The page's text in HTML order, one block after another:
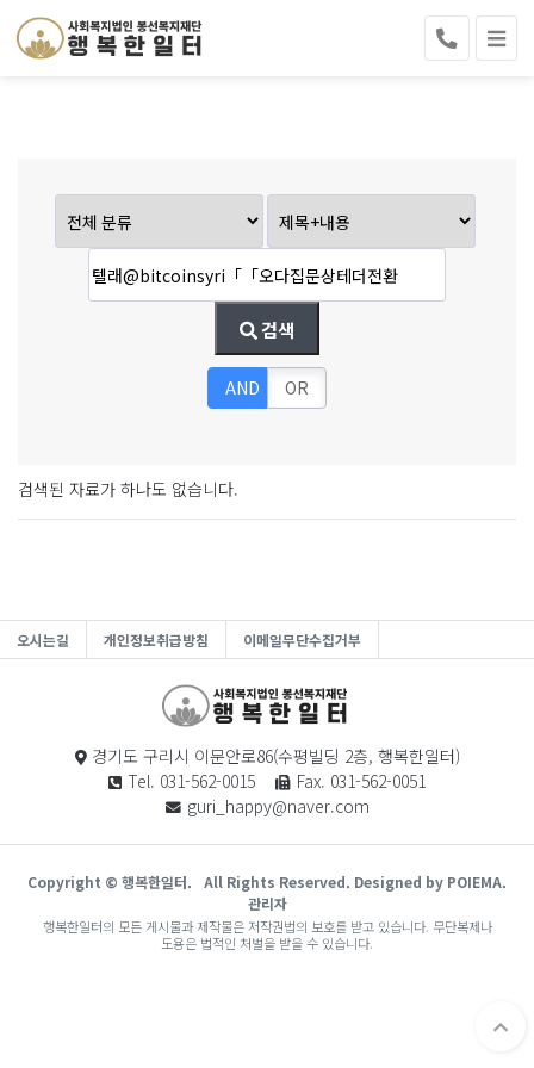
검색
AND OR
검색된 자료가 하나도 없습니다.
오시는길 개인정보취급방침 이메일무단수집거부
경기도 구리시 이문안로86(수평빌딩 2층, 행복한일터)
Tel. 031-562-0015
Fax. 031-562-0051
guri_happy@naver.com
Copyright © 행복한일터.
All Rights Reserved. Designed by POIEMA.
관리자
행복한일터의 모든 게시물과 제작물은 저작권법의 보호를 받고 있습니다. 무단복제나
도용은 법적인 처벌을 받을 수 있습니다.